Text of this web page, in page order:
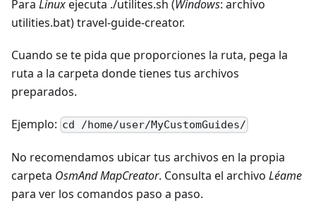
Para Linuxejecuta ./utilites.sh (Windows: archivo
utilities.bat) travel-guide-creator.
Cuando se te pida que proporciones la ruta, pega la
ruta a la carpeta donde tienes tus archivos
preparados.
Ejemplo: cd /home/user/MyCustomGuides/
No recomendamos ubicar tus archivos en la propia
carpeta OsmAnd MapCreator. Consulta el archivo Léame
para ver los comandos paso a paso.